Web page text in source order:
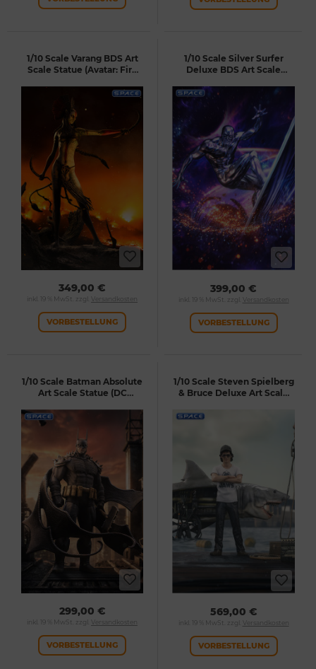
1/10 Scale Varang BDS Art
Scale Statue (Avatar: Fire
349,00 €
inkl. 19 % MwSt. zzgl. Versandkosten
VORBESTELLUNG
1/10 Scale Silver Surfer
Deluxe BDS Art Scale
399,00 €
inkl. 19 % MwSt. zzgl. Versandkosten
VORBESTELLUNG
1/10 Scale Batman Absolute
Art Scale Statue (DC
299,00 €
inkl. 19 % MwSt. zzgl. Versandkosten
VORBESTELLUNG
1/10 Scale Steven Spielberg
& Bruce Deluxe Art Scale
569,00 €
inkl. 19 % MwSt. zzgl. Versandkosten
VORBESTELLUNG